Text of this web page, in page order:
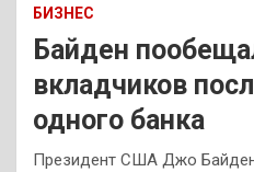
БИЗНЕС
Байден
вкладчиков
одного банка
Президент США Джо